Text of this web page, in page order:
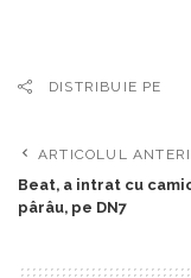
DISTRIBUIE PE
ARTICOLUL
Beat, a intrat cu
pârâu, pe DN7